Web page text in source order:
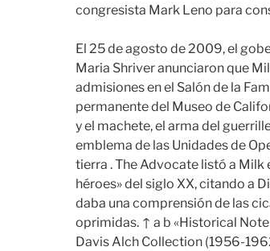
congresista Mark Leno para
El 25 de agosto de 2009, el
Maria Shriver anunciaron que
admisiones en el Salón de la
permanente del Museo de
y el machete, el arma del
emblema de las Unidades de
tierra . The Advocate listó a Milk
héroes» del siglo XX, citando a
daba una comprensión de las
oprimidas. ↑ a b «Historical
Davis Alch Collection (1956-